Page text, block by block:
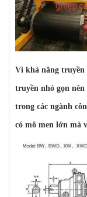
Vì khả năng truyền
truyền nhỏ gọn nên
trong các ngành
có mô men lớn mà